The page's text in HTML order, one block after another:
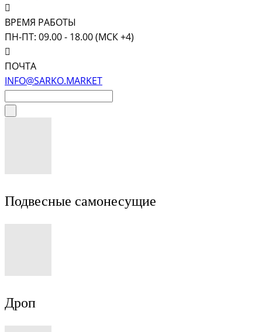
ВРЕМЯ РАБОТЫ
ПН-ПТ: 09.00 - 18.00 (МСК +4)
ПОЧТА
INFO@SARKO.MARKET
Подвесные самонесущие
Дроп